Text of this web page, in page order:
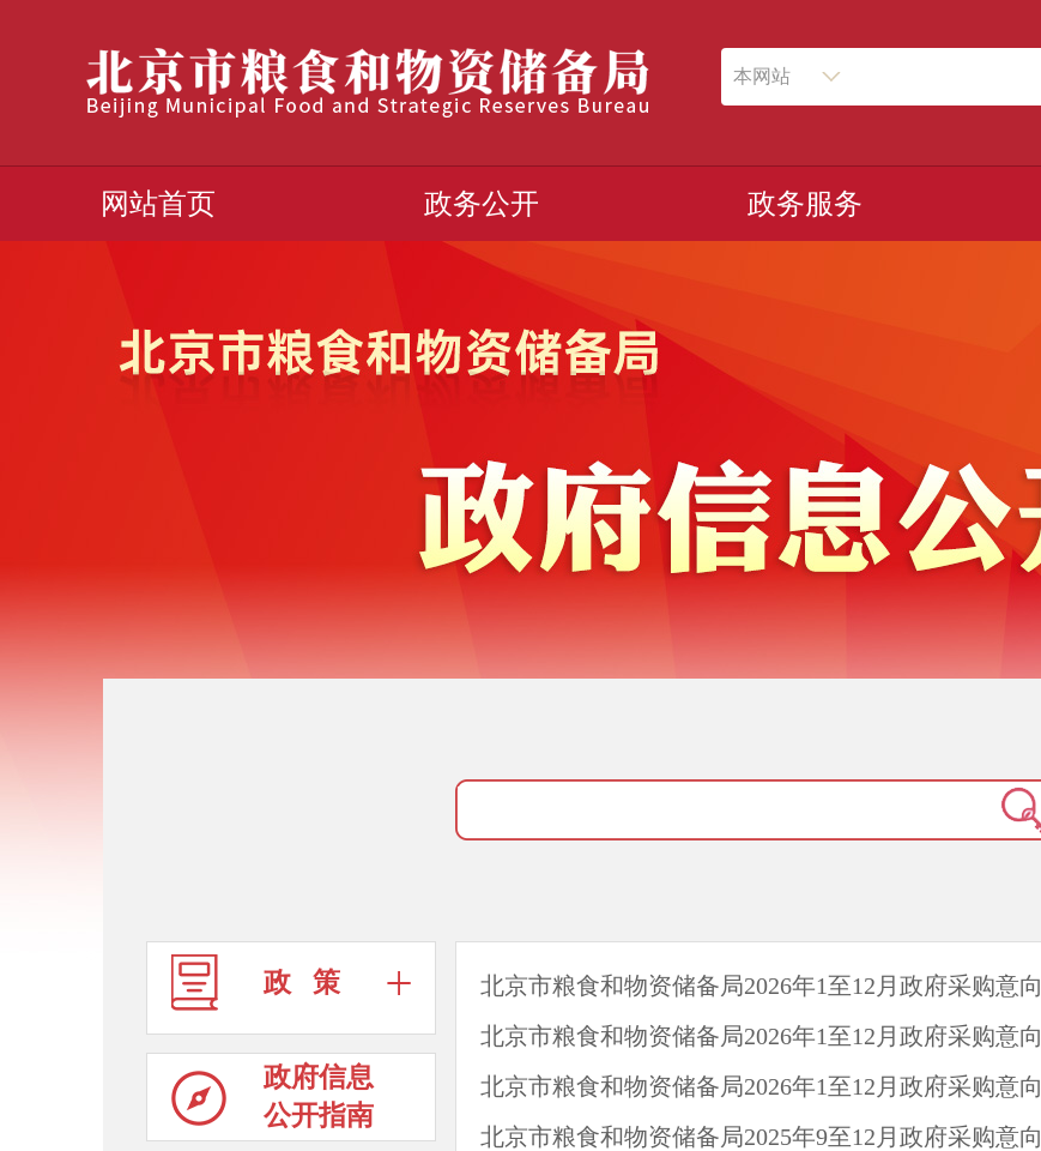
本网站
网站首页 政务公开 政务服务
政 策
政府信息
公开指南
北京市粮食和物资储备局2026年1至12月政府采购意向
北京市粮食和物资储备局2026年1至12月政府采购意向
北京市粮食和物资储备局2026年1至12月政府采购意向
北京市粮食和物资储备局2025年9至12月政府采购意向